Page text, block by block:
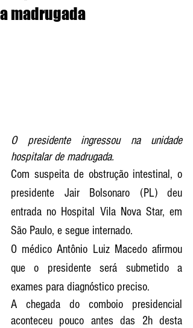
a madrugada
O presidente ingressou na unidade
hospitalar de madrugada.
Com suspeita de obstrução intestinal, o
presidente Jair Bolsonaro (PL) deu
entrada no Hospital Vila Nova Star, em
São Paulo, e segue internado.
O médico Antônio Luiz Macedo afirmou
que o presidente será submetido a
exames para diagnóstico preciso.
A chegada do comboio presidencial
aconteceu pouco antes das 2h desta